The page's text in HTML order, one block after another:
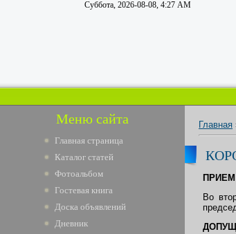
Суббота, 2026-08-08, 4:27 AM
Меню сайта
Главная страница
Каталог статей
Фотоальбом
Гостевая книга
Доска объявлений
Дневник
Главная
ПРИЕМ
Во